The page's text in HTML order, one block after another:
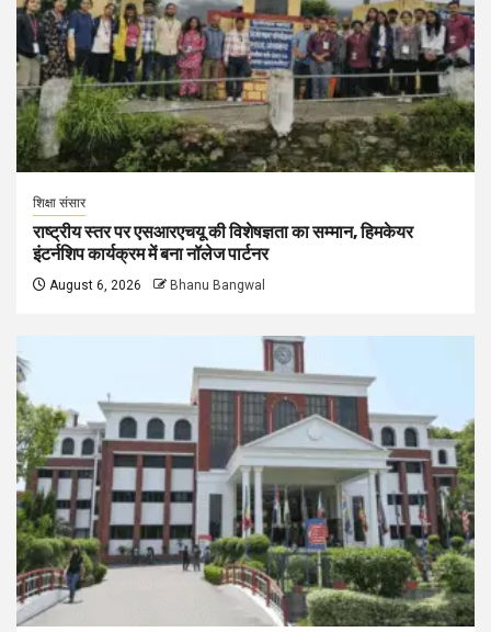
शिक्षा संसार
राष्ट्रीय स्तर पर एसआरएचयू की विशेषज्ञता का सम्मान, हिमकेयर
इंटर्नशिप कार्यक्रम में बना नॉलेज पार्टनर
August 6, 2026 Bhanu Bangwal